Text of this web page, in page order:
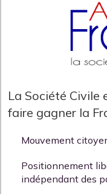
La Société Civile
faire gagner la
Mouvement
Positionnement
indépendant des